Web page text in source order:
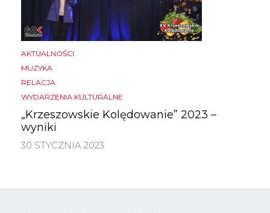
AKTUALNOŚCI
MUZYKA
RELACJA
WYDARZENIA KULTURALNE
„Krzeszowskie Kolędowanie” 2023 –
wyniki
30 STYCZNIA 2023